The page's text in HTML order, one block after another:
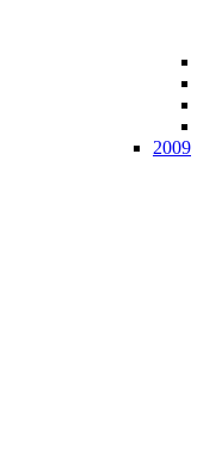
2009